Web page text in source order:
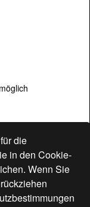
die
in den Cookie-
Wenn Sie